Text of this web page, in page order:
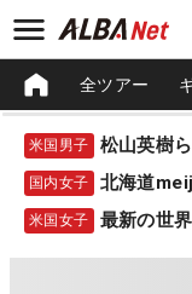
全ツアー
米国男子
国内女子 北海道
米国女子 最新の世